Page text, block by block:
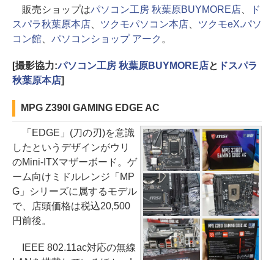
販売ショップはパソコン工房 秋葉原BUYMORE店、
ド
スパラ秋葉原本店、 ツクモパソコン本店、 ツクモeX.パソ
コン館、 パソコンショップ アーク 。
[撮影協力:パソコン工房 秋葉原BUYMORE店と ドスパラ
秋葉原本店]
MPG Z390I GAMING EDGE AC
「EDGE」(刀の刃)を意識
したというデザインがウリ
のMini-ITXマザーボード。ゲ
ーム向けミドルレンジ「MP
G」シリーズに属するモデル
で、店頭価格は税込20,500
円前後。
IEEE 802.11ac対応の無線